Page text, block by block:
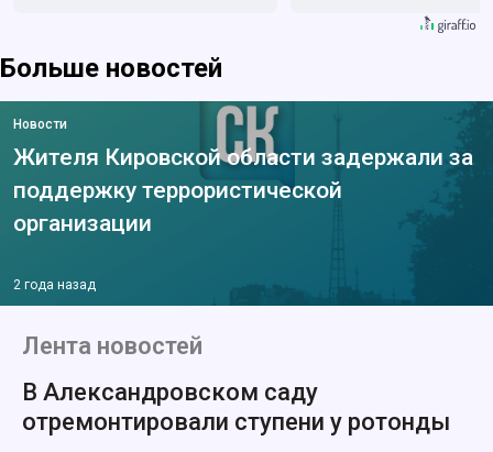
Больше новостей
Новости
Жителя Кировской области задержали за
поддержку террористической
организации
2 года назад
Лента новостей
В Александровском саду
отремонтировали ступени у ротонды